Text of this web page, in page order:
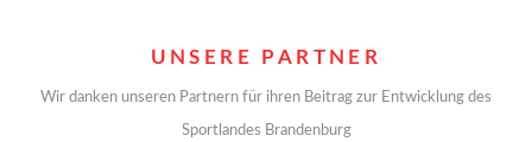
UNSERE PARTNER
Wir danken unseren Partnern für ihren Beitrag zur Entwicklung des
Sportlandes Brandenburg